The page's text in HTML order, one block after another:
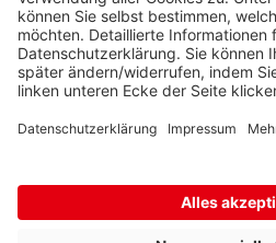
Barrierefreiheit Cookie-
Nachnahmegebühren, wenn
* Wir nutzen Trusted Shops als
Einholung von Bewertungen.